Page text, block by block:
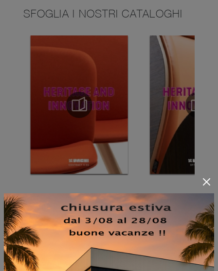
SFOGLIA I NOSTRI CATALOGHI
NON PERDERTI ANCHE: